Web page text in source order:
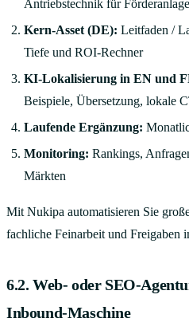
Antriebstechnik für
Kern-Asset (DE): Leitfaden /
Tiefe und ROI-Rechner
KI-Lokalisierung in EN und
Beispiele, Übersetzung, lokale
Laufende Ergänzung:
Monitoring: Rankings,
Märkten
Mit Nukipa automatisieren Sie
fachliche Feinarbeit und Freigaben
6.2. Web- oder SEO-
Inbound-Maschine